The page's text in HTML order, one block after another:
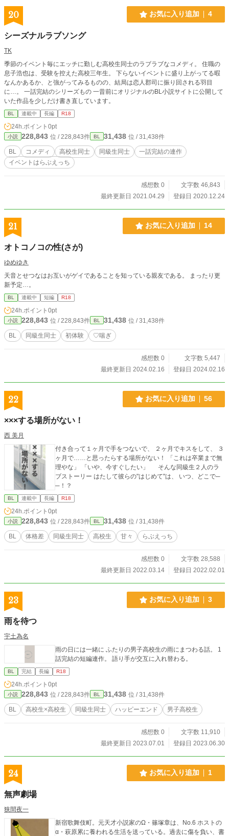
20 お気に入り追加 4
シーズナルラブソング
TK
季節のイベント毎にエッチに勤しむ高校生同士のラブラブなコメディ。 住職の
息子浩也は、受験を控えた高校三年生。 下らないイベントに盛り上がってる暇
なんかあるか、と強がってみるものの、結局は恋人郡司に振り回される羽目
に…。 一話完結のシリーズもの 一昔前にオリジナルのBL小説サイトに公開して
いた作品を少しだけ書き直しています。
BL 連載中 長編 R18
24h.ポイント 0pt
小説 228,843 位 / 228,843件 BL 31,438 位 / 31,438件
BL コメディ 高校生同士 同級生同士
一話完結の連作
イベントはらぶえっち
感想数 0
文字数 46,843
最終更新日 2021.04.29
登録日 2020.12.24
21 お気に入り追加 14
オトコノコの性(さが)
ゆめゆき
天音とせつなはお互いがゲイであることを知っている親友である。 まったり更
新予定…。
BL 連載中 短編 R18
24h.ポイント 0pt
小説 228,843 位 / 228,843件 BL 31,438 位 / 31,438件
BL 同級生同士 初体験 ♡喘ぎ
感想数 0
文字数 5,447
最終更新日 2024.02.16
登録日 2024.02.16
22 お気に入り追加 56
×××する場所がない！
西 美月
付き合って１ヶ月で手をつないで、 ２ヶ月でキスをして、 ３
ヶ月で……と思ったらする場所がない！ 「これは卒業まで無
理やな」 「いや、今すぐしたい」 そんな同級生２人のラ
ブストーリー はたして彼らの"はじめて"は、 いつ、どこで─
─！？
BL 連載中 長編 R18
24h.ポイント 0pt
小説 228,843 位 / 228,843件 BL 31,438 位 / 31,438件
BL 体格差 同級生同士 高校生 甘々 らぶえっち
感想数 0
文字数 28,588
最終更新日 2022.03.14
登録日 2022.02.01
23 お気に入り追加 3
雨を待つ
宇土為名
雨の日には一緒に ふたりの男子高校生の雨にまつわる話。 1
話完結の短編連作。 語り手が交互に入れ替わる。
BL 完結 長編 R18
24h.ポイント 0pt
小説 228,843 位 / 228,843件 BL 31,438 位 / 31,438件
BL 高校生×高校生 同級生同士 ハッピーエンド 男子高校生
感想数 0
文字数 11,910
最終更新日 2023.07.01
登録日 2023.06.30
24 お気に入り追加 1
無声劇場
狭間夜一
新宿歌舞伎町。元天才小説家のΩ・篠塚章は、No.6 ホストの
α・萩原累に養われる生活を送っている。過去に傷を負い、書